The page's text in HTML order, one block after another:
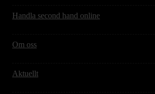
Handla second hand online
Om oss
Aktuellt